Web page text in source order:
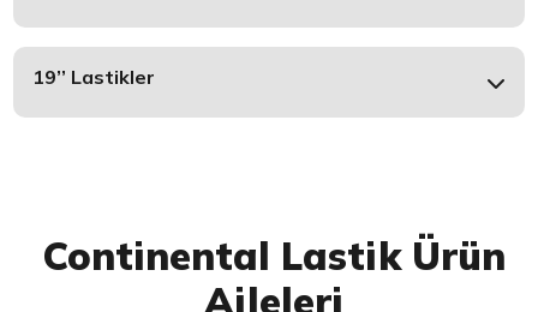
19’’ Lastikler
Continental Lastik Ürün
Aileleri